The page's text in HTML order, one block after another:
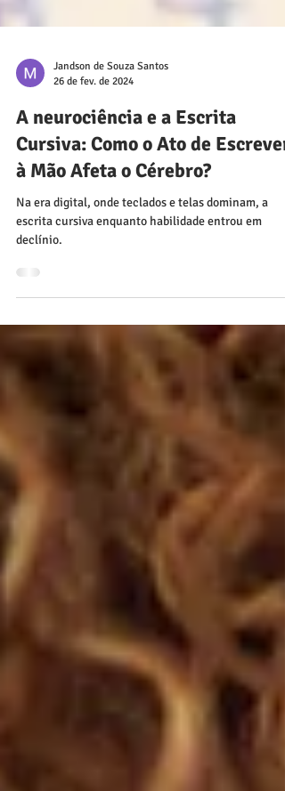
Jandson de Souza Santos
26 de fev. de 2024
A neurociência e a Escrita
Cursiva: Como o Ato de Escrever
à Mão Afeta o Cérebro?
Na era digital, onde teclados e telas dominam, a
declínio.